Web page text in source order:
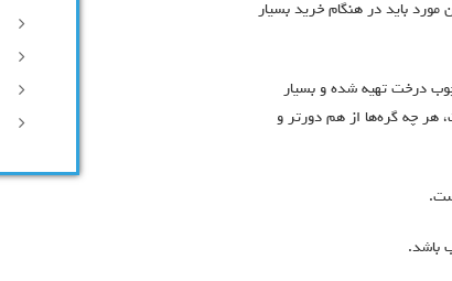
باید در هنگام خرید بسیار
درخت تهیه شده و بسیار
هر چه گره‌ها از هم دورتر و
باشد.